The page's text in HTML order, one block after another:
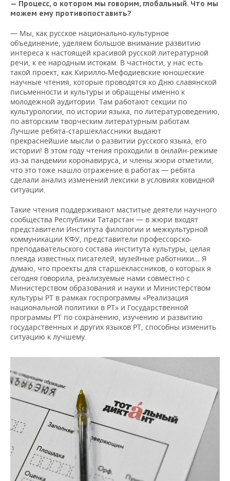
— Процесс, о котором мы говорим, глобальный. Что мы
можем ему противопоставить?
— Мы, как русское национально-культурное
объединение, уделяем большое внимание развитию
интереса к настоящей красивой русской литературной
речи, к ее народным истокам. В частности, у нас есть
такой проект, как Кирилло-Мефодиевские юношеские
научные чтения, которые проводятся ко Дню славянской
письменности и культуры и обращены именно к
молодежной аудитории. Там работают секции по
культурологии, по истории языка, по литературоведению,
по авторским творческим литературным работам.
Лучшие ребята-старшеклассники выдают
прекраснейшие мысли о развитии русского языка, его
истории! В этом году чтения проходили в онлайн-режиме
из-за пандемии коронавируса, и члены жюри отметили,
что это тоже нашло отражение в работах — ребята
сделали анализ изменений лексики в условиях ковидной
ситуации.
Такие чтения поддерживают маститые деятели научного
сообщества Республики Татарстан — в жюри входят
представители Института филологии и межкультурной
коммуникации КФУ, представители профессорско-
преподавательского состава института культуры, целая
плеяда известных писателей, музейные работники… Я
думаю, что проекты для старшеклассников, о которых я
сегодня говорила, реализуемые нами совместно с
Министерством образования и науки и Министерством
культуры РТ в рамках госпрограммы «Реализация
национальной политики в РТ» и Государственной
программы РТ по сохранению, изучению и развитию
государственных и других языков РТ, способны изменить
ситуацию к лучшему.